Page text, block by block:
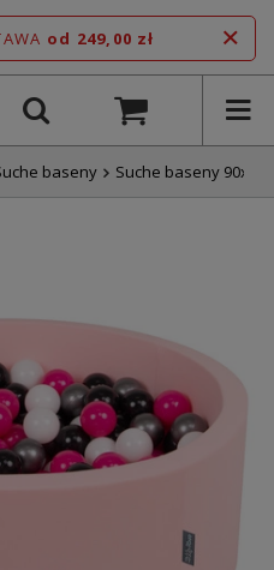
od 249,00 zł
baseny Suche baseny 90x30